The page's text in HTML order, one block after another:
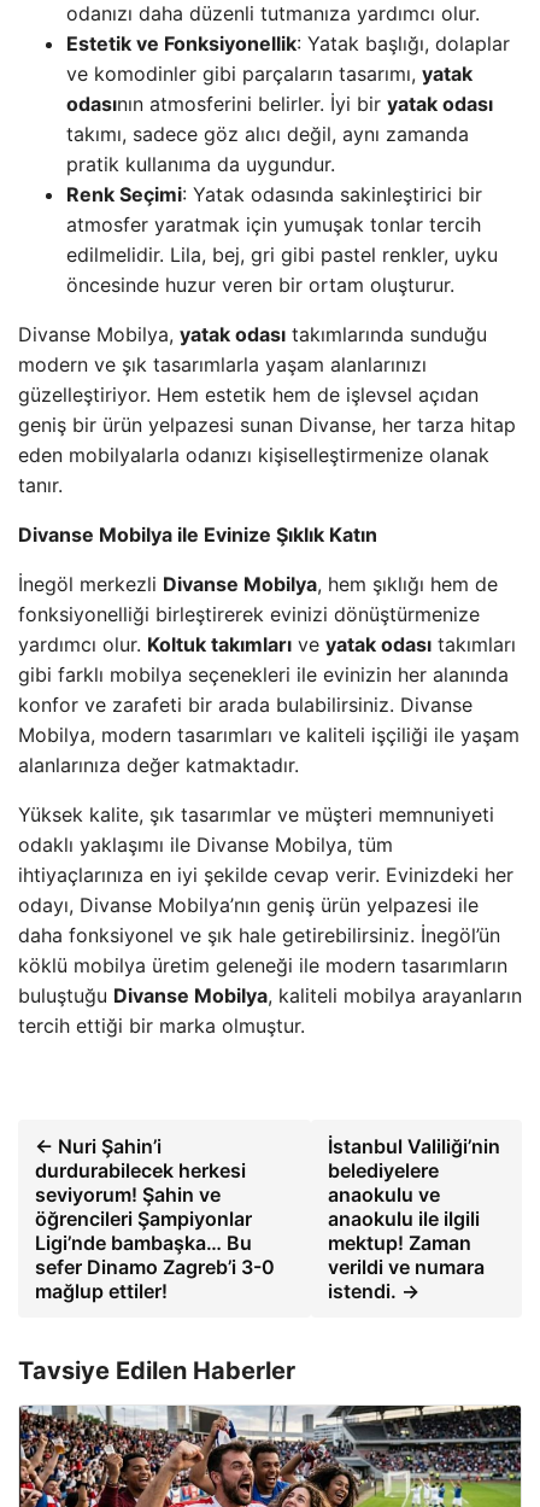
odanızı daha düzenli tutmanıza yardımcı olur.
Estetik ve Fonksiyonellik: Yatak başlığı, dolaplar
ve komodinler gibi parçaların tasarımı, yatak
odasının atmosferini belirler. İyi bir yatak odası
takımı, sadece göz alıcı değil, aynı zamanda
pratik kullanıma da uygundur.
Renk Seçimi: Yatak odasında sakinleştirici bir
atmosfer yaratmak için yumuşak tonlar tercih
edilmelidir. Lila, bej, gri gibi pastel renkler, uyku
öncesinde huzur veren bir ortam oluşturur.
Divanse Mobilya, yatak odası takımlarında sunduğu
modern ve şık tasarımlarla yaşam alanlarınızı
güzelleştiriyor. Hem estetik hem de işlevsel açıdan
geniş bir ürün yelpazesi sunan Divanse, her tarza hitap
eden mobilyalarla odanızı kişiselleştirmenize olanak
tanır.
Divanse Mobilya ile Evinize Şıklık Katın
İnegöl merkezli Divanse Mobilya, hem şıklığı hem de
fonksiyonelliği birleştirerek evinizi dönüştürmenize
yardımcı olur. Koltuk takımları ve yatak odası takımları
gibi farklı mobilya seçenekleri ile evinizin her alanında
konfor ve zarafeti bir arada bulabilirsiniz. Divanse
Mobilya, modern tasarımları ve kaliteli işçiliği ile yaşam
alanlarınıza değer katmaktadır.
Yüksek kalite, şık tasarımlar ve müşteri memnuniyeti
odaklı yaklaşımı ile Divanse Mobilya, tüm
ihtiyaçlarınıza en iyi şekilde cevap verir. Evinizdeki her
odayı, Divanse Mobilya’nın geniş ürün yelpazesi ile
daha fonksiyonel ve şık hale getirebilirsiniz. İnegöl’ün
köklü mobilya üretim geleneği ile modern tasarımların
buluştuğu Divanse Mobilya, kaliteli mobilya arayanların
tercih ettiği bir marka olmuştur.
← Nuri Şahin’i
durdurabilecek herkesi
seviyorum! Şahin ve
öğrencileri Şampiyonlar
Ligi’nde bambaşka… Bu
sefer Dinamo Zagreb’i 3-0
mağlup ettiler!
İstanbul Valiliği’nin
belediyelere
anaokulu ve
anaokulu ile ilgili
mektup! Zaman
verildi ve numara
istendi. →
Tavsiye Edilen Haberler